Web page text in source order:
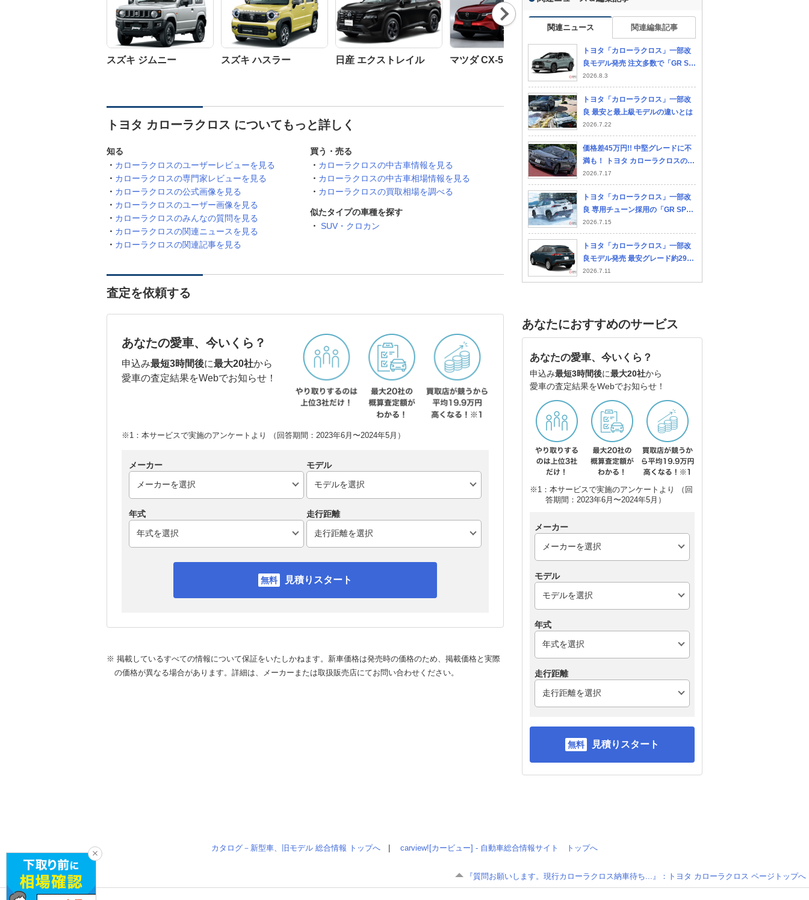
スズキ ジムニー スズキ ハスラー 日産 エクストレイル マツダ CX-5 スバル フォレスター ホンダ ヴェゼル
Nex
t
トヨタ カローラクロス についてもっと詳しく
知る
カローラクロスのユーザーレビューを見る
カローラクロスの専門家レビューを見る
カローラクロスの公式画像を見る
カローラクロスのユーザー画像を見る
カローラクロスのみんなの質問を見る
カローラクロスの関連ニュースを見る
カローラクロスの関連記事を見る
買う・売る
カローラクロスの中古車情報を見る
カローラクロスの中古車相場情報を見る
カローラクロスの買取相場を調べる
似たタイプの車種を探す
SUV・クロカン
査定を依頼する
あなたの愛車、今いくら？
申込み最短3時間後に最大20社から
愛車の査定結果をWebでお知らせ！
※1：本サービスで実施のアンケートより （回答期間：2023年6月〜2024年5月）
メーカー モデル
年式 走行距離
見積りスタート
※ 掲載しているすべての情報について保証をいたしかねます。新車価格は発売時の価格のため、掲載価格と実際
の価格が異なる場合があります。詳細は、メーカーまたは取扱販売店にてお問い合わせください。
関連ニュース 関連編集記事
トヨタ「カローラクロス」一部改
良モデル発売 注文多数で「GR SP
ORT」は受注停止に ユーザーの反
応は
2026.8.3
トヨタ「カローラクロス」一部改
良 最安と最上級モデルの違いとは
2026.7.22
価格差45万円!! 中堅グレードに不
満も！ トヨタ カローラクロスの惜
しいポイントとは
2026.7.17
トヨタ「カローラクロス」一部改
良 専用チューン採用の「GR SPO
RT」に注目
2026.7.15
トヨタ「カローラクロス」一部改
良モデル発売 最安グレード約298
万円の仕様とは？
2026.7.11
あなたにおすすめのサービス
あなたの愛車、今いくら？
申込み最短3時間後に最大20社から
愛車の査定結果をWebでお知らせ！
※1：本サービスで実施のアンケートより （回
答期間：2023年6月〜2024年5月）
メーカー
モデル
年式
走行距離
見積りスタート
カタログ－新型車、旧モデル 総合情報 トップへ carview![カービュー] - 自動車総合情報サイト トップへ
『質問お願いします。現行カローラクロス納車待ち...』：トヨタ カローラクロス ページトップへ